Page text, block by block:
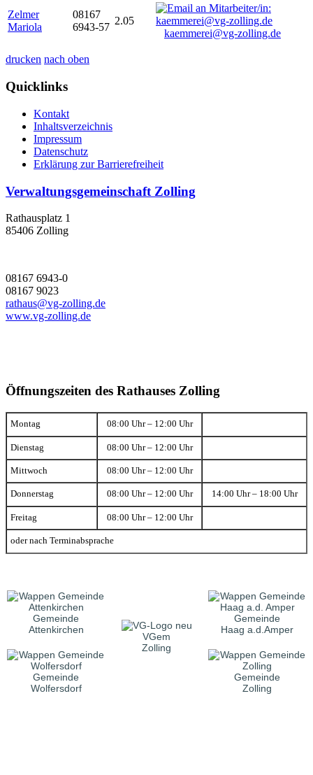
Zelmer
Mariola
08167
6943-57
2.05
kaemmerei@vg-zolling.de
drucken nach oben
Quicklinks
Kontakt
Inhaltsverzeichnis
Impressum
Datenschutz
Erklärung zur Barrierefreiheit
Verwaltungsgemeinschaft Zolling
Rathausplatz 1
85406 Zolling
08167 6943-0
08167 9023
rathaus@vg-zolling.de
www.vg-zolling.de
Öffnungszeiten des Rathauses Zolling
Montag 08:00 Uhr – 12:00 Uhr
Dienstag 08:00 Uhr – 12:00 Uhr
Mittwoch 08:00 Uhr – 12:00 Uhr
Donnerstag 08:00 Uhr – 12:00 Uhr 14:00 Uhr – 18:00 Uhr
Freitag 08:00 Uhr – 12:00 Uhr
oder nach Terminabsprache
Gemeinde
Attenkirchen
VGem
Zolling
Gemeinde
Haag a.d.Amper
Gemeinde
Wolfersdorf
Gemeinde
Zolling